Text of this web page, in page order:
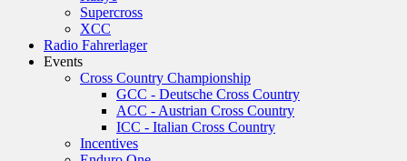
Supercross
XCC
Radio Fahrerlager
Events
Cross Country Championship
GCC - Deutsche Cross Country
ACC - Austrian Cross Country
ICC - Italian Cross Country
Incentives